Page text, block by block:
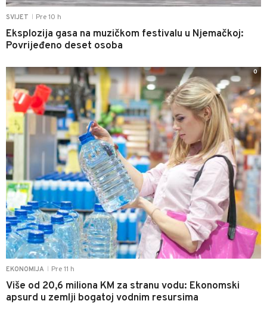
SVIJET Pre 10 h
Eksplozija gasa na muzičkom festivalu u Njemačkoj:
Povrijeđeno deset osoba
EKONOMIJA Pre 11 h
Više od 20,6 miliona KM za stranu vodu: Ekonomski
apsurd u zemlji bogatoj vodnim resursima
0